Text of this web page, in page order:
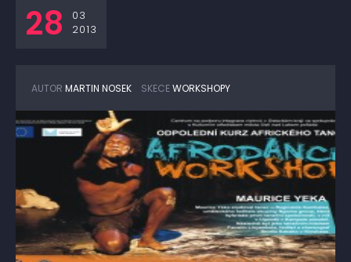
28
03
2013
AUTOR MARTIN NOSEK SKECEWORKSHOPY